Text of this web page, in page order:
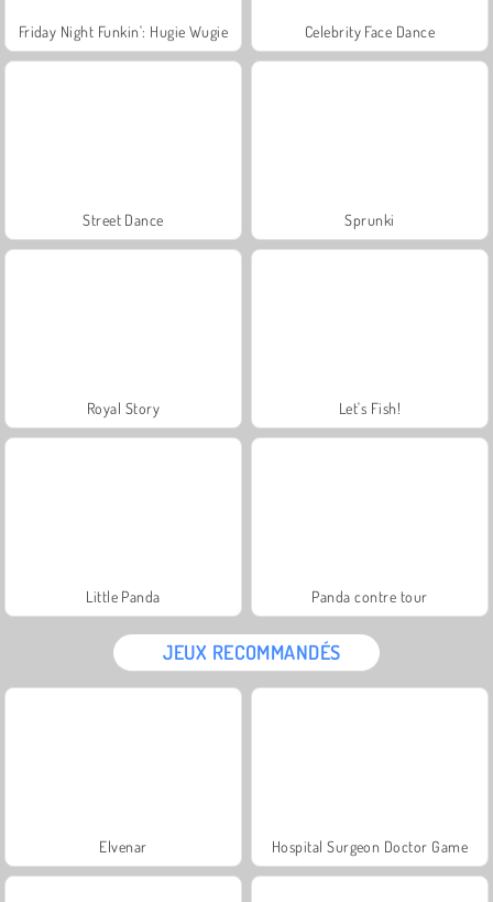
Friday Night Funkin': Hugie Wugie Celebrity Face Dance
Street Dance Sprunki
Royal Story Let's Fish!
Little Panda Panda contre tour
JEUX RECOMMANDÉS
Elvenar Hospital Surgeon Doctor Game